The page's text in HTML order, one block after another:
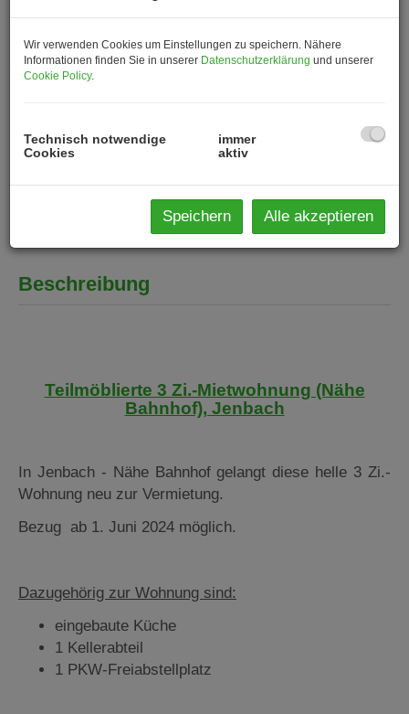
Beschreibung
Teilmöblierte 3 Zi.-Mietwohnung (Nähe
Bahnhof), Jenbach
In Jenbach - Nähe Bahnhof gelangt diese helle 3 Zi.-
Wohnung neu zur Vermietung.
Bezug ab 1. Juni 2024 möglich.
Dazugehörig zur Wohnung sind:
eingebaute Küche
1 Kellerabteil
1 PKW-Freiabstellplatz
Wir verwenden Cookies um Einstellungen zu speichern. Nähere
Informationen finden Sie in unserer Datenschutzerklärung und unserer
Cookie Policy.
Technisch notwendige
Cookies
immer
aktiv
Speichern Alle akzeptieren